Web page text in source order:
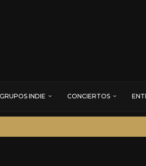
GRUPOS INDIE CONCIERTOS